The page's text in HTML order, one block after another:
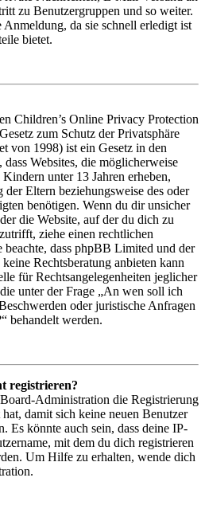
zu Benutzergruppen und so weiter.
da sie schnell erledigt ist
bietet.
Children’s Online Privacy Protection
zum Schutz der Privatsphäre
von 1998) ist ein Gesetz in den
Websites, die möglicherweise
unter 13 Jahren erheben,
Eltern beziehungsweise des oder
benötigen. Wenn du dir unsicher
die Website, auf der du dich zu
ziehe einen rechtlichen
beachte, dass phpBB Limited und der
Rechtsberatung anbieten kann
für Rechtsangelegenheiten jeglicher
unter der Frage „An wen soll ich
oder juristische Anfragen
behandelt werden.
registrieren?
Administration die Registrierung
damit sich keine neuen Benutzer
Es könnte auch sein, dass deine IP-
mit dem du dich registrieren
Um Hilfe zu erhalten, wende dich